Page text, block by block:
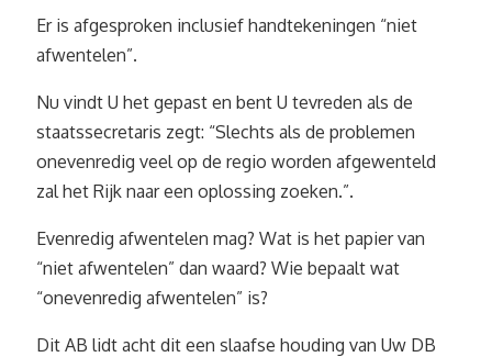
Er is afgesproken inclusief handtekeningen “niet
afwentelen”.
Nu vindt U het gepast en bent U tevreden als de
staatssecretaris zegt: “Slechts als de problemen
onevenredig veel op de regio worden afgewenteld
zal het Rijk naar een oplossing zoeken.”.
Evenredig afwentelen mag? Wat is het papier van
“niet afwentelen” dan waard? Wie bepaalt wat
“onevenredig afwentelen” is?
Dit AB lidt acht dit een slaafse houding van Uw DB